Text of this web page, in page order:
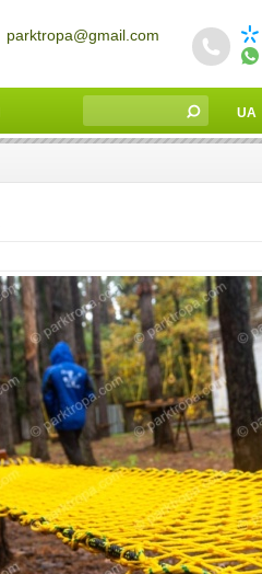
parktropa@gmail.com
UA